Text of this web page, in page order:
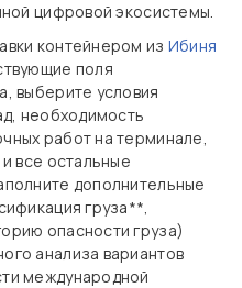
цифровой экосистемы.
контейнером из Ибиня
поля
выберите условия
необходимость
работ на терминале,
все остальные
дополнительные
груза**,
опасности груза)
анализа вариантов
международной